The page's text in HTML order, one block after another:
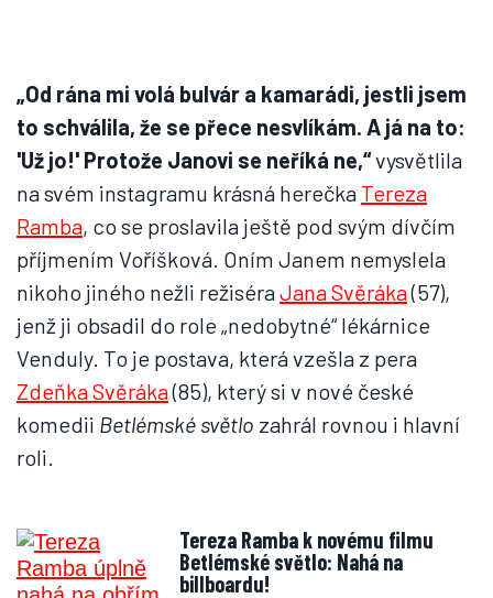
„Od rána mi volá bulvár a kamarádi, jestli jsem
to schválila, že se přece nesvlíkám. A já na to:
'Už jo!' Protože Janovi se neříká ne,“vysvětlila
na svém instagramu krásná herečka Tereza
Ramba, co se proslavila ještě pod svým dívčím
příjmením Voříšková. Oním Janem nemyslela
nikoho jiného nežli režiséraJana Svěráka(57),
jenž ji obsadil do role „nedobytné“ lékárnice
Venduly. To je postava, která vzešla z pera
Zdeňka Svěráka(85), který si v nové české
komedii Betlémské světlo zahrál rovnou i hlavní
roli.
Tereza Ramba k novému filmu
Betlémské světlo: Nahá na
billboardu!